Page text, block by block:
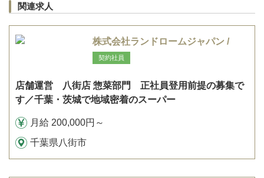
関連求人
株式会社ランドロームジャパン /
契約社員
店舗運営 八街店 惣菜部門 正社員登用前提の募集で
す／千葉・茨城で地域密着のスーパー
月給 200,000円～
千葉県八街市